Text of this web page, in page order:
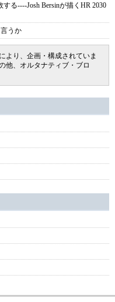
る----Josh Bersinが描くHR 2030
うか
より、企画・構成されていま
他、オルタナティブ・ブロ